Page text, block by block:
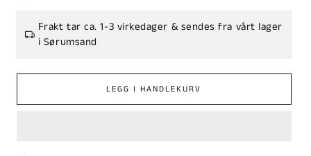
Frakt tar ca. 1-3 virkedager & sendes fra vårt lager
i Sørumsand
LEGG I HANDLEKURV